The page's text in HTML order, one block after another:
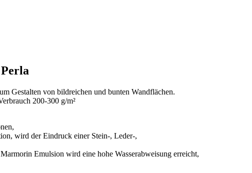
Gestalten von bildreichen und bunten Wandflächen.
200-300 g/m²
wird der Eindruck einer Stein-, Leder-,
Emulsion wird eine hohe Wasserabweisung erreicht,